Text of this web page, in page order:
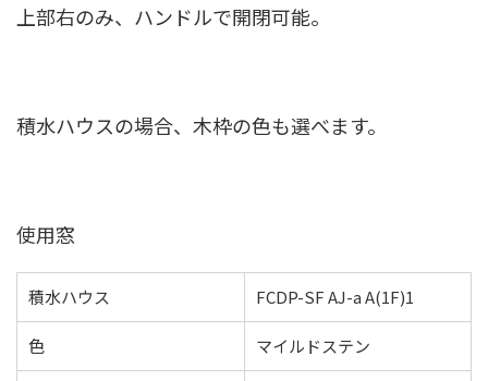
上部右のみ、ハンドルで開閉可能。
積水ハウスの場合、木枠の色も選べます。
使用窓
積水ハウス FCDP-SF AJ-a A(1F)1
色 マイルドステン